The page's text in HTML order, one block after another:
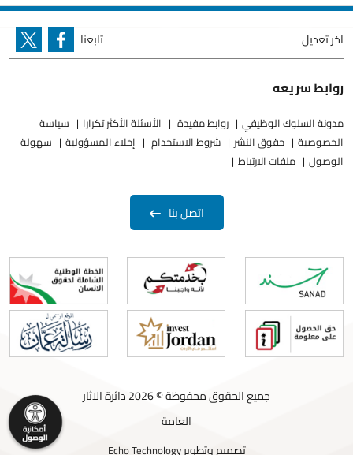
اخر تعديل تابعنا
روابط سريعه
مدونة السلوك الوظيفي روابط مفيدة الأسئلة الأكثر تكرارا
سياسة
الخصوصية
حقوق النشر شروط الاستخدام إخلاء المسؤولية
سهولة
الوصول
ملفات الارتباط
اتصل بنا
جميع الحقوق محفوظة © 2026 دائرة الاثار
العامة
تصميم وتطويرEcho Technology